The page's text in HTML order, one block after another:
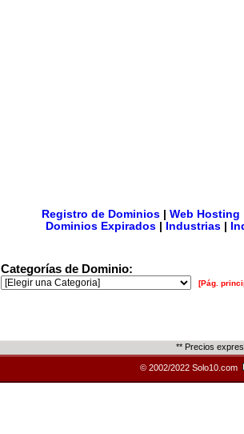
Registro de Dominios| Web Hosting
Dominios Expirados
Industrias
Categorías de Dominio:
[Pág.
** Precios
© 2002/2022 Solo10.com